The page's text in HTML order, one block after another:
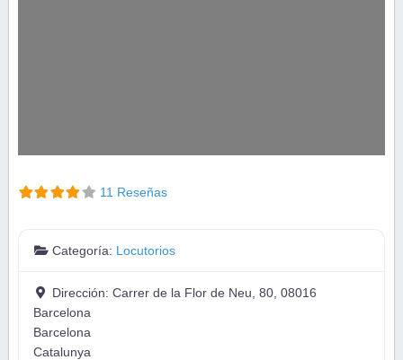
11 Reseñas
Categoría: Locutorios
Dirección:Carrer de la Flor de Neu, 80, 08016
Barcelona
Barcelona
Catalunya